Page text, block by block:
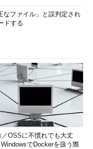
なファイル」と誤判定され
ドする
／OSSに不慣れでも大丈
でDockerを扱う際